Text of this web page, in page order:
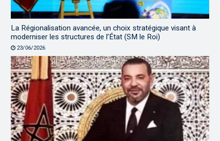
La Régionalisation avancée, un choix stratégique visant à
moderniser les structures de l’État (SM le Roi)
23/06/2026